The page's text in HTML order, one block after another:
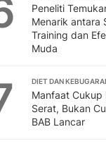
Peneliti
Menarik antara
Training dan
Muda
DIET DAN
Manfaat Cukup
Serat, Bukan
BAB Lancar